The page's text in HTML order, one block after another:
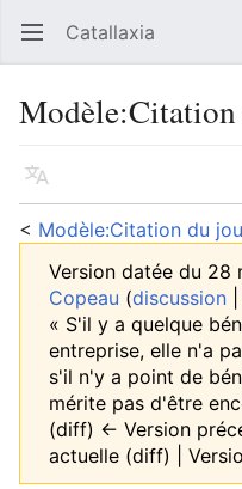
Ouvrir le menu principal Catallaxia
Modèle:Citation
Langue
< Modèle:Citation du
Version datée du 28
Copeau (discussion
« S'il y a quelque
entreprise, elle n'a
s'il n'y a point de
mérite pas d'être
(diff) ← Version
actuelle (diff) |